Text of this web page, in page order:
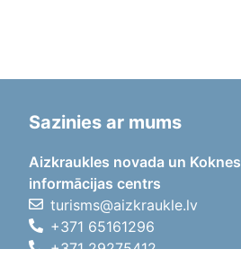
Sazinies ar mums
Aizkraukles novada un
informācijas centrs
turisms@aizkraukle.lv
+371 65161296
+371 29275412